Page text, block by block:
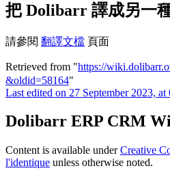
把 Dolibarr 譯成另一
請參閱 翻譯文檔 頁面
Retrieved from "https://
&oldid=58164"
Last edited on 27 September 2023, at
Dolibarr ERP CRM
Content is available underCreative
l'identique unless otherwise noted.